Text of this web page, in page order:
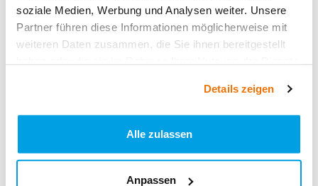
soziale Medien, Werbung und Analysen weiter. Unsere
Partner führen diese Informationen möglicherweise mit
weiteren Daten zusammen, die Sie ihnen bereitgestellt
Details zeigen
Alle zulassen
Anpassen